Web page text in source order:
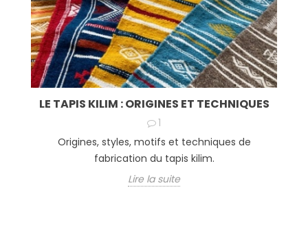
LE TAPIS KILIM : ORIGINES ET TECHNIQUES
1
Origines, styles, motifs et techniques de
fabrication du tapis kilim.
Lire la suite